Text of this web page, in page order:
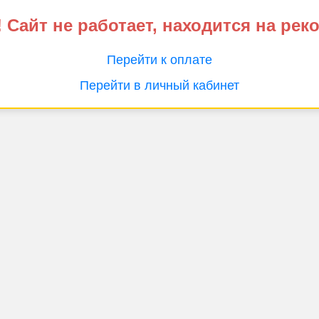
не работает, находится на
Перейти к оплате
Перейти в личный кабинет